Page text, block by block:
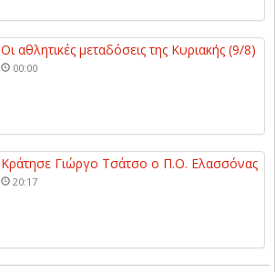
Οι αθλητικές μεταδόσεις της Κυριακής (9/8)
00:00
Κράτησε Γιώργο Τσάτσο ο Π.Ο. Ελασσόνας
20:17